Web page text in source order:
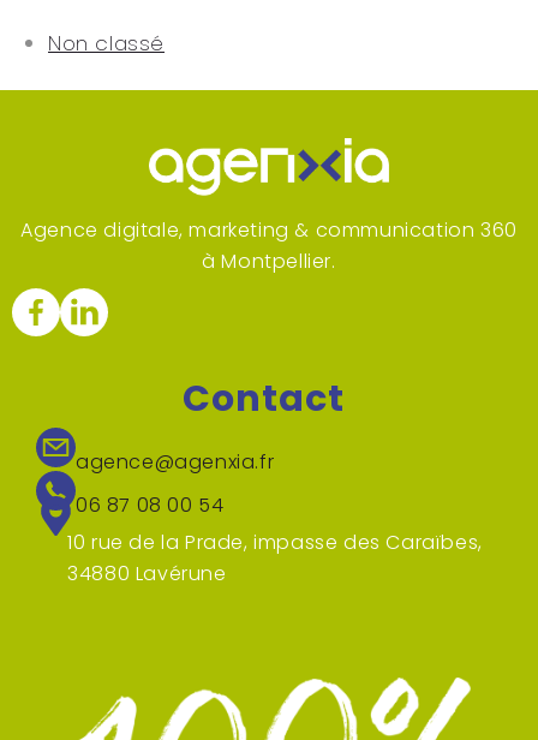
Non classé
Agence digitale, marketing & communication 360
à Montpellier.
Contact
agence@agenxia.fr
06 87 08 00 54
10 rue de la Prade, impasse des Caraïbes,
34880 Lavérune